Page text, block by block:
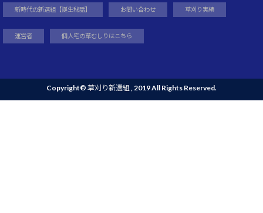
新時代の新選組【誕生秘話】 お問い合わせ 草刈り実績
運営者 個人宅の草むしりはこちら
Copyright© 草刈り新選組 , 2019 All Rights Reserved.